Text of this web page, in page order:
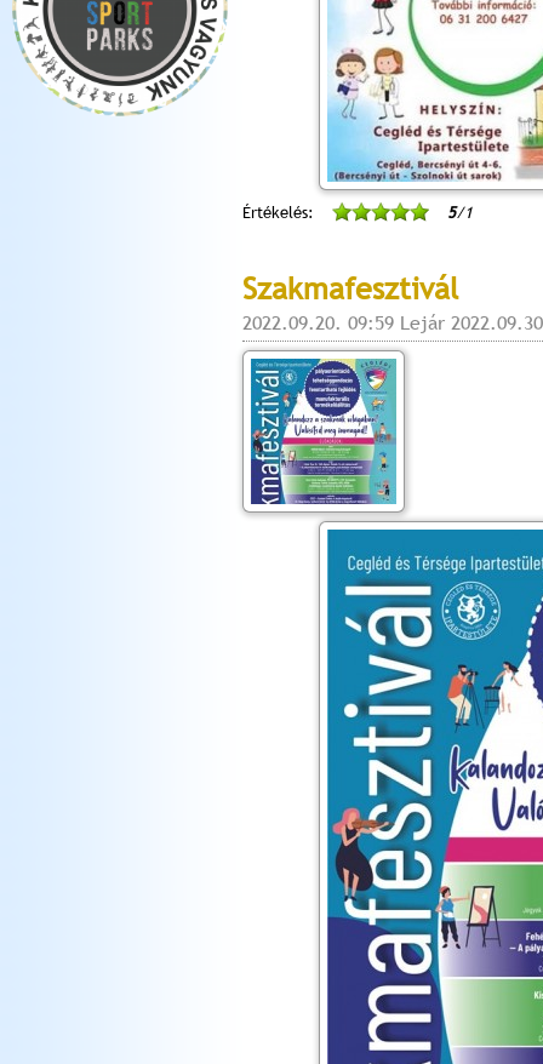
Értékelés: 5/1
Szakmafesztivál
2022.09.20. 09:59 Lejár